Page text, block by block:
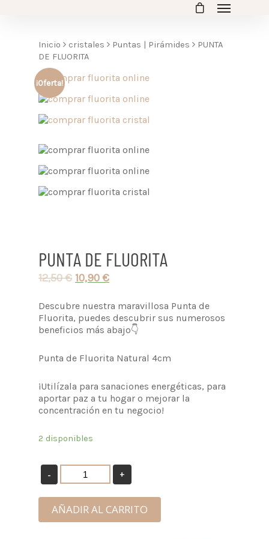
Inicio cristales Puntas | Pirámides
PUNTA
DE FLUORITA
¡Oferta!
PUNTA DE FLUORITA
12,50€ 10,90 €
Descubre nuestra maravillosa Punta de
Fluorita, puedes descubrir sus numerosos
beneficios más abajo👇
Punta de Fluorita Natural 4cm
¡Utilízala para sanaciones energéticas, para
aportar paz a tu hogar o mejorar la
concentración en tu negocio!
2 disponibles
AÑADIR AL CARRITO